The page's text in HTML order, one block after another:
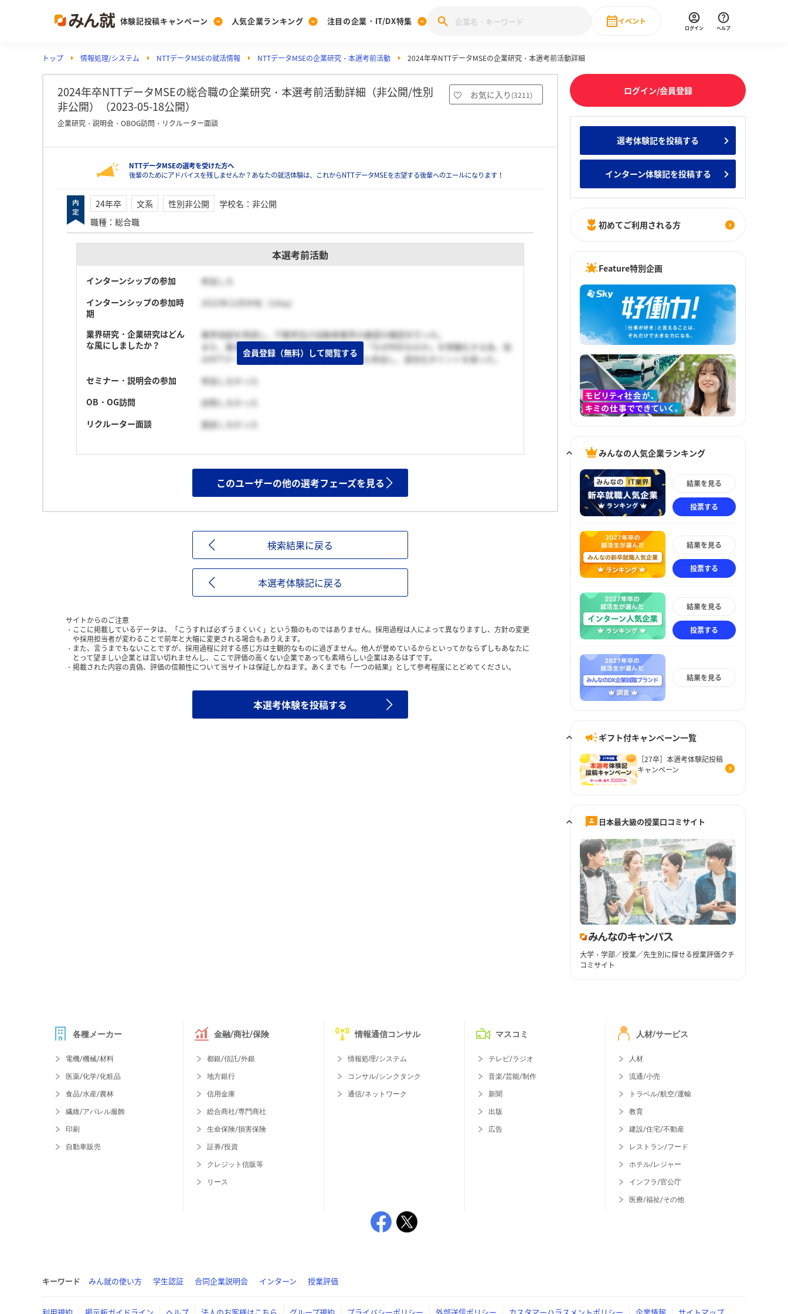
体験記投稿キャンペーン
Post
投稿する
[27卒] 本選考体験記投稿キャンペーン
人気企業ランキング
Ranking
ランキングを見る
みんなのDX企業就職ブランド調査
Vote みんなの新卒就職人気企業ランキング みんなのインターン人気企業ランキ
注目の企業・IT/DX特集
PickUp
注目の企業特集
28卒 IT・DX現場社員インタビュー
動画で知ろう！業界・企業研究
イベント
直近のイベント一覧
ログイン ヘルプ
トップ 情報処理/システム NTTデータMSEの就活情報 NTTデータMSEの企業研究・本選考前活動 2024年卒NTTデータMSEの企業研究・本選考前活動詳細
2024年卒NTTデータMSEの総合職の企業研究・本選考前活動詳細（非公開/性別
非公開）（2023-05-18公開）
お気に入り (3211)
企業研究・説明会・OBOG訪問・リクルーター面談
NTTデータMSEの選考を受けた方へ
後輩のためにアドバイスを残しませんか？あなたの就活体験は、これからNTTデータMSEを志望する後輩へのエールになります！
24年卒 文系 性別非公開 学校名 ： 非公開
職種 ： 総合職
本選考前活動
インターンシップの参加
参加した
インターンシップの参加時
期
2022年12月中旬（1day）
業界研究・企業研究はどん
な風にしましたか？
業界地図を熟読し、IT業界及び自動車業界の展望の確認を行った。
また、数多のNTTデータ関連会社がある中で「なぜMSEなのか」を明確化する為、他
のNTTデータグループのインターンシップにも参加し、差別化ポイントを探った。
セミナー・説明会の参加
参加しなかった
OB・OG訪問
訪問しなかった
リクルーター面談
面談しなかった
会員登録（無料）して閲覧する
このユーザーの他の選考フェーズを見る
検索結果に戻る
本選考体験記に戻る
サイトからのご注意
ここに掲載しているデータは、「こうすれば必ずうまくいく」という類のものではありません。採用過程は人によって異なりますし、方針の変更
や採用担当者が変わることで前年と大幅に変更される場合もありえます。
また、言うまでもないことですが、採用過程に対する感じ方は主観的なものに過ぎません。他人が誉めているからといってかならずしもあなたに
とって望ましい企業とは言い切れませんし、ここで評価の高くない企業であっても素晴らしい企業はあるはずです。
掲載された内容の真偽、評価の信頼性について当サイトは保証しかねます。あくまでも「一つの結果」として参考程度にとどめてください。
本選考体験を投稿する
ログイン/会員登録
選考体験記を投稿する
インターン体験記を投稿する
初めてご利用される方
Feature特別企画
みんなの人気企業ランキング
結果を見る
投票する
結果を見る
投票する
結果を見る
投票する
結果を見る
ギフト付キャンペーン一覧
［27卒］本選考体験記投稿
キャンペーン
日本最大級の授業口コミサイト
大学・学部／授業／先生別に探せる授業評価クチ
コミサイト
各種メーカー
電機/機械/材料
医薬/化学/化粧品
食品/水産/農林
繊維/アパレル服飾
印刷
自動車販売
金融/商社/保険
都銀/信託/外銀
地方銀行
信用金庫
総合商社/専門商社
生命保険/損害保険
証券/投資
クレジット信販等
リース
情報通信コンサル
情報処理/システム
コンサル/シンクタンク
通信/ネットワーク
マスコミ
テレビ/ラジオ
音楽/芸能/制作
新聞
出版
広告
人材/サービス
人材
流通/小売
トラベル/航空/運輸
教育
建設/住宅/不動産
レストラン/フード
ホテル/レジャー
インフラ/官公庁
医療/福祉/その他
キーワード みん就の使い方 学生認証 合同企業説明会 インターン 授業評価